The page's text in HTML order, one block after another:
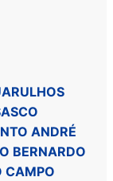
ANDRÉ
BERNARDO
CAMPO